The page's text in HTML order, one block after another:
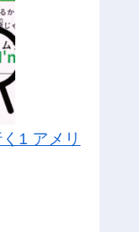
1 アメリ